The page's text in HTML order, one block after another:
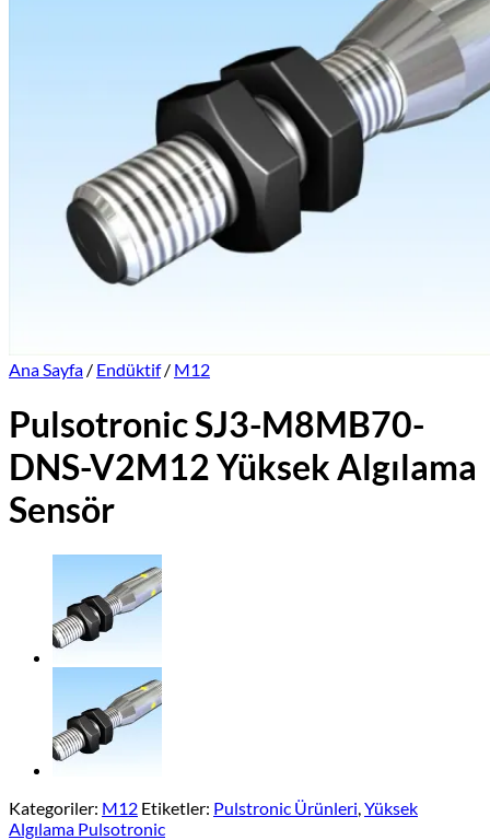
Online Satış Sitemiz
Ana Sayfa / Endüktif / M12
Pulsotronic SJ3-M8MB70-
DNS-V2M12 Yüksek Algılama
Sensör
Kategoriler: M12 Etiketler: Pulstronic Ürünleri,Yüksek
Algılama Pulsotronic